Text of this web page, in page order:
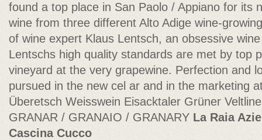
found a top place in San Paolo / Appiano for its
wine from three different Alto Adige wine-
of wine expert Klaus Lentsch, an obsessive
Lentschs high quality standards are met by top
vineyard at the very grapewine. Perfection and
pursued in the new cel ar and in the marketing
Überetsch Weisswein Eisacktaler Grüner
GRANAR / GRANAIO / GRANARYLa Raia
Cascina Cucco